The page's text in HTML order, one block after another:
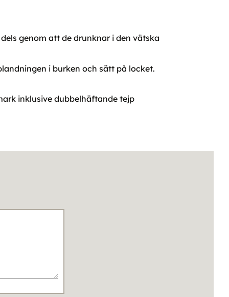
genom att de drunknar i den vätska
i burken och sätt på locket.
inklusive dubbelhäftande tejp